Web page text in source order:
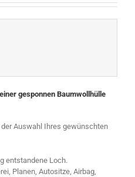
gesponnen Baumwollhülle
Auswahl Ihres gewünschten
entstandene Loch.
Planen, Autositze, Airbag,